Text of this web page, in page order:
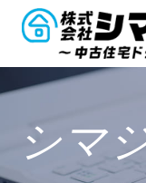
シマ